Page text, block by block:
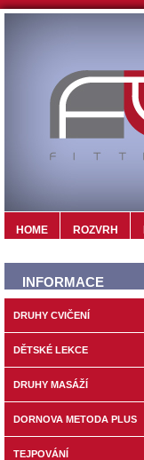
HOME ROZVRH
INFORMACE
DRUHY CVIČENÍ
DĚTSKÉ LEKCE
DRUHY MASÁŽÍ
DORNOVA METODA PLUS
TEJPOVÁNÍ